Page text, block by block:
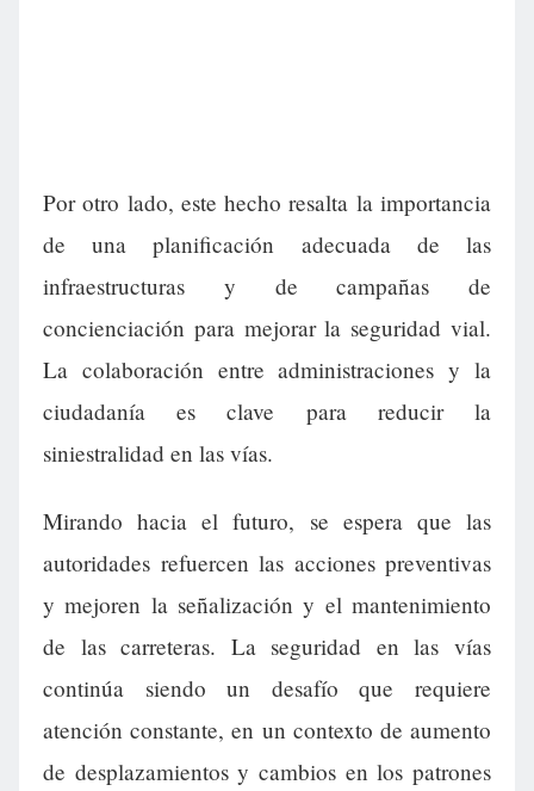
Por otro lado, este hecho resalta la importancia
de una planificación adecuada de las
infraestructuras y de campañas de
concienciación para mejorar la seguridad vial.
La colaboración entre administraciones y la
ciudadanía es clave para reducir la
siniestralidad en las vías.
Mirando hacia el futuro, se espera que las
autoridades refuercen las acciones preventivas
y mejoren la señalización y el mantenimiento
de las carreteras. La seguridad en las vías
continúa siendo un desafío que requiere
atención constante, en un contexto de aumento
de desplazamientos y cambios en los patrones